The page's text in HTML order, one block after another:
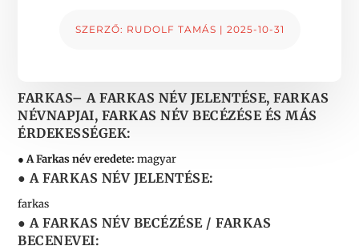
SZERZŐ: RUDOLF TAMÁS | 2025-10-31
FARKAS– A FARKAS NÉV JELENTÉSE, FARKAS
NÉVNAPJAI, FARKAS NÉV BECÉZÉSE ÉS MÁS
ÉRDEKESSÉGEK:
● A Farkas név eredete:magyar
● A FARKAS NÉV JELENTÉSE:
farkas
● A FARKAS NÉV BECÉZÉSE / FARKAS
BECENEVEI: